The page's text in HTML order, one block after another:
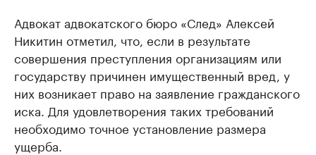
Адвокат адвокатского бюро «След» Алексей
Никитин отметил, что, если в результате
совершения преступления организациям или
государству причинен имущественный вред, у
них возникает право на заявление гражданского
иска. Для удовлетворения таких требований
необходимо точное установление размера
ущерба.